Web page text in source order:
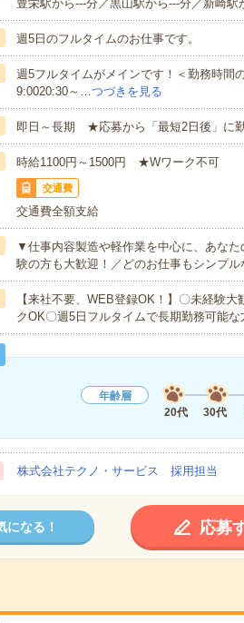
豊栄駅から---分／黒山駅から---分／新崎駅
週5日のフルタイムのお仕事です。
週5フルタイムがメインです！＜勤務時間
9:0020:30～…つづきを見る
即日～長期 ★応募から「最短2日後」に
時給1100円～1500円 ★Wワーク不可
交通費
交通費全額支給
▼仕事内容製造や軽作業を中心に、あな
験の方も大歓迎！／どのお仕事もシンプ
【来社不要、WEB登録OK！】〇未経験
クOK〇週5日フルタイムで長期勤務可能
年齢層
20代
30代
株式会社テクノ・サービス 採用担当
になる！ 応募